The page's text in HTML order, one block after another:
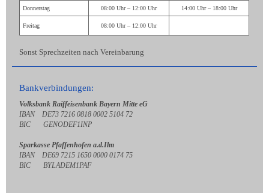
Donnerstag 08:00 Uhr – 12:00 Uhr 14:00 Uhr – 18:00 Uhr
Freitag 08:00 Uhr – 12:00 Uhr
Sonst Sprechzeiten nach Vereinbarung
Bankverbindungen:
Volksbank Raiffeisenbank Bayern Mitte eG
IBAN DE73 7216 0818 0002 5104 72
BIC GENODEF1INP
Sparkasse Pfaffenhofen a.d.Ilm
IBAN DE69 7215 1650 0000 0174 75
BIC BYLADEM1PAF